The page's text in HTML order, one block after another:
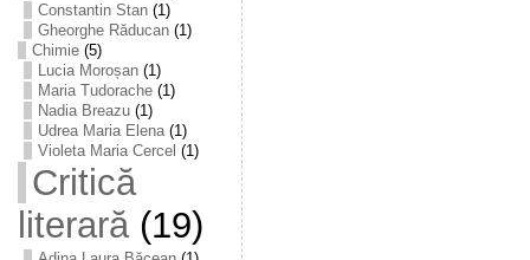
Constantin Stan(1)
Gheorghe Răducan(1)
Chimie(5)
Lucia Moroșan(1)
Maria Tudorache(1)
Nadia Breazu(1)
Udrea Maria Elena(1)
Violeta Maria Cercel (1)
Critică
literară(19)